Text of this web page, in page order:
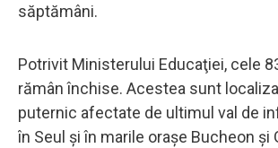
săptămâni.
Potrivit Ministerului Educaţiei, cele
rămân închise. Acestea sunt
puternic afectate de ultimul val de
în Seul şi în marile oraşe Bucheon şi